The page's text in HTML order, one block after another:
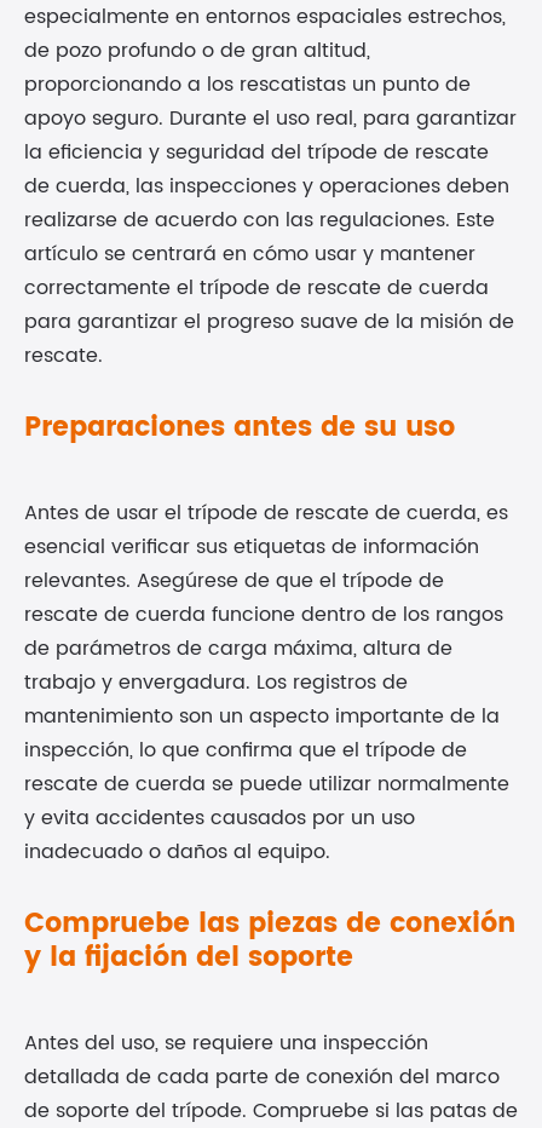
especialmente en entornos espaciales estrechos,
de pozo profundo o de gran altitud,
proporcionando a los rescatistas un punto de
apoyo seguro. Durante el uso real, para garantizar
la eficiencia y seguridad del trípode de rescate
de cuerda, las inspecciones y operaciones deben
realizarse de acuerdo con las regulaciones. Este
artículo se centrará en cómo usar y mantener
correctamente el trípode de rescate de cuerda
para garantizar el progreso suave de la misión de
rescate.
Preparaciones antes de su uso
Antes de usar el trípode de rescate de cuerda, es
esencial verificar sus etiquetas de información
relevantes. Asegúrese de que el trípode de
rescate de cuerda funcione dentro de los rangos
de parámetros de carga máxima, altura de
trabajo y envergadura. Los registros de
mantenimiento son un aspecto importante de la
inspección, lo que confirma que el trípode de
rescate de cuerda se puede utilizar normalmente
y evita accidentes causados por un uso
inadecuado o daños al equipo.
Compruebe las piezas de conexión
y la fijación del soporte
Antes del uso, se requiere una inspección
detallada de cada parte de conexión del marco
de soporte del trípode. Compruebe si las patas de